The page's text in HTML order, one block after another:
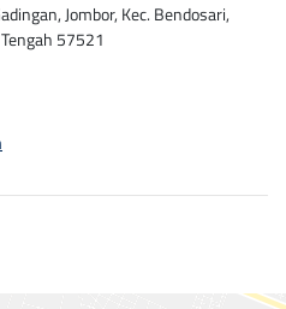
Jombor, Kec. Bendosari,
57521